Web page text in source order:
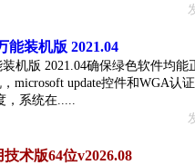
能装机版 2021.04
机版 2021.04确保绿色软件均
microsoft update控件和WGA认
系统在.....
术版64位v2026.08